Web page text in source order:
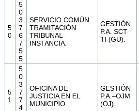
5
0
5
0
3
7
6
7
5
5
SERVICIO COMÚN
TRAMITACIÓN
TRIBUNAL
INSTANCIA.
GESTIÓN
P.A. SCT
TI (GU).
5
1
5
0
3
7
7
4
OFICINA DE
JUSTICIA EN EL
MUNICIPIO.
GESTIÓN
P.A.–OJM
(OJ).